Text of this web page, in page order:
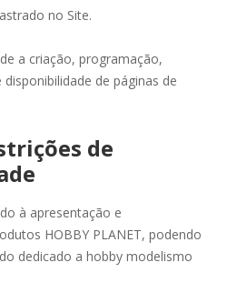
no Site.
a criação, programação,
de páginas de
de
à apresentação e
HOBBY PLANET, podendo
dedicado a hobby modelismo